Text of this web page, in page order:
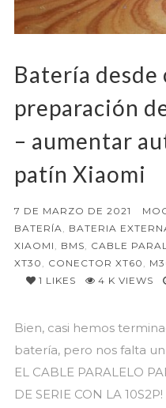
Batería desde
preparación
– aumentar
patín Xiaomi
7 DE MARZO DE 2021
BATERÍA, BATERIA
XIAOMI , BMS, CABLE
XT30 , CONECTOR XT60 ,
1 LIKES 4 K VIEWS
Bien, casi hemos
batería, pero nos falta
EL CABLE PARALELO
DE SERIE CON LA